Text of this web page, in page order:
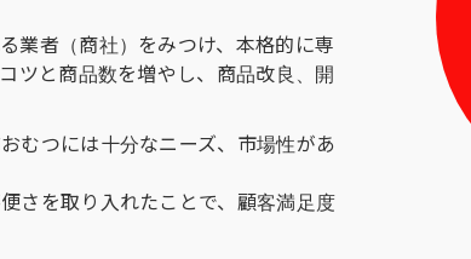
業者（商社）をみつけ、本格的に専
ツと商品数を増やし、商品改良、開
むつには十分なニーズ、市場性があ
さを取り入れたことで、顧客満足度